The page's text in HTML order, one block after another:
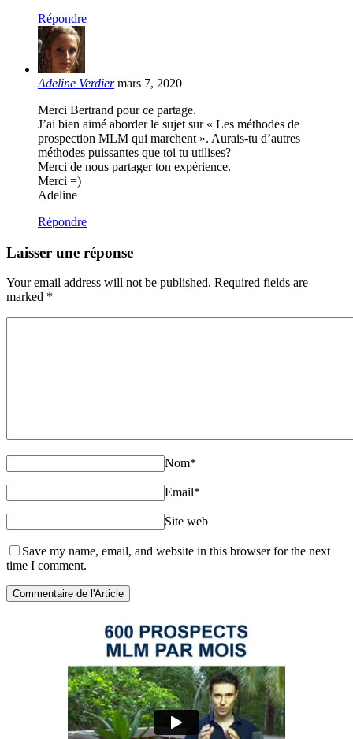
Répondre
Adeline Verdier mars 7, 2020
Merci Bertrand pour ce partage.
J’ai bien aimé aborder le sujet sur « Les méthodes de
prospection MLM qui marchent ». Aurais-tu d’autres
méthodes puissantes que toi tu utilises?
Merci de nous partager ton expérience.
Merci =)
Adeline
Répondre
Laisser une réponse
Your email address will not be published. Required fields are
marked *
Nom*
Email*
Site web
Save my name, email, and website in this browser for the next
time I comment.